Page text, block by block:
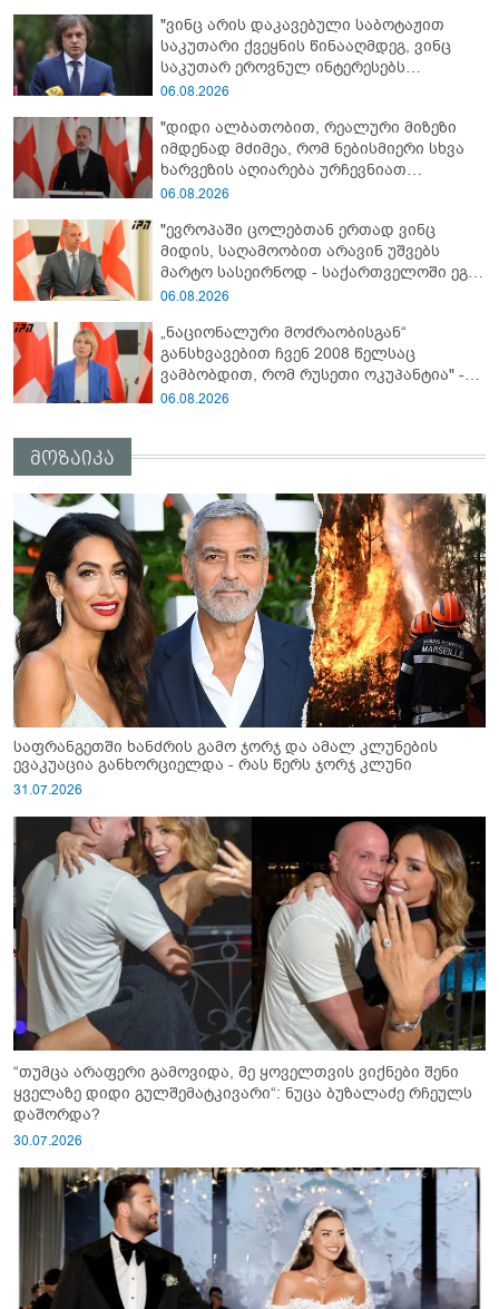
"ვინც არის დაკავებული საბოტაჟით
საკუთარი ქვეყნის წინააღმდეგ, ვინც
საკუთარ ეროვნულ ინტერესებს
უპირისპირდება, ყველამ უნდა იცოდეს,
ირაკლი კობახიძე
06.08.2026
"დიდი ალბათობით, რეალური მიზეზი
იმდენად მძიმეა, რომ ნებისმიერი სხვა
ხარვეზის აღიარება ურჩევნიათ
ნამდვილი მიზეზის გამოაშკარავებას" -
გათიშვაზე
06.08.2026
"ევროპაში ცოლებთან ერთად ვინც
მიდის, საღამოობით არავინ უშვებს
მარტო სასეირნოდ - საქართველოში ეგ
პრობლემა არ არის!" - ლევან
06.08.2026
„ნაციონალური მოძრაობისგან“
განსხვავებით ჩვენ 2008 წელსაც
ვამბობდით, რომ რუსეთი ოკუპანტია" -
ნინო წილოსანი
06.08.2026
მოზაიკა
საფრანგეთში ხანძრის გამო ჯორჯ და ამალ კლუნების
ევაკუაცია განხორციელდა - რას წერს ჯორჯ კლუნი
31.07.2026
“თუმცა არაფერი გამოვიდა, მე ყოველთვის ვიქნები შენი
ყველაზე დიდი გულშემატკივარი“: ნუცა ბუზალაძე რჩეულს
დაშორდა?
30.07.2026